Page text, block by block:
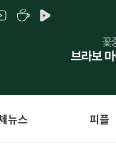
뉴스 피플